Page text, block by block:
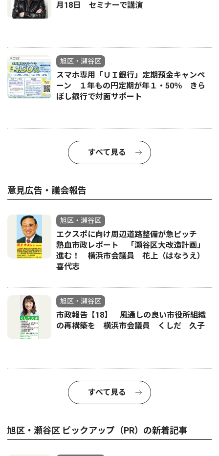
月18日 セミナーで講演
旭区・瀬谷区
スマホ専用「ＵＩ銀行」定期預金キャンペ
ーン １年もの円定期が年１・50％ きら
ぼし銀行で対面サポート
すべて見る
意見広告・議会報告
旭区・瀬谷区
エクスポに向け周辺道路整備が急ピッチ
熱血市政レポート 「瀬谷区大改造計画」
進む！ 横浜市会議員 花上（はなうえ）
喜代志
旭区・瀬谷区
市政報告【18】 風通しの良い市役所組織
の再構築を 横浜市会議員 くしだ 久子
すべて見る
旭区・瀬谷区 ピックアップ（PR）の新着記事